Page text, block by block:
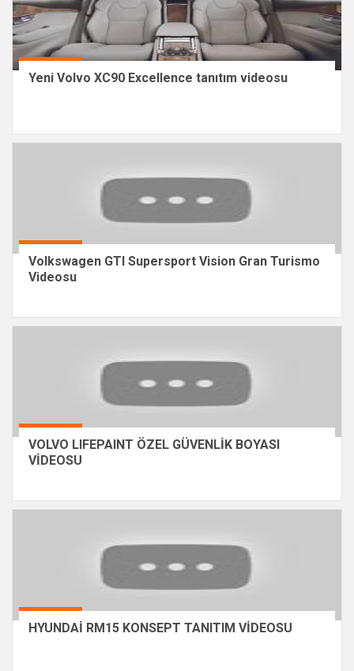
Yeni Volvo XC90 Excellence tanıtım videosu
Volkswagen GTI Supersport Vision Gran Turismo
Videosu
VOLVO LIFEPAINT ÖZEL GÜVENLİK BOYASI
VİDEOSU
HYUNDAİ RM15 KONSEPT TANITIM VİDEOSU